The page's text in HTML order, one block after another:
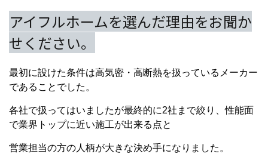
アイフルホームを選んだ理由をお聞か
せください。
最初に設けた条件は高気密・高断熱を扱っているメーカー
であることでした。
各社で扱ってはいましたが最終的に2社まで絞り、性能面
で業界トップに近い施工が出来る点と
営業担当の方の人柄が大きな決め手になりました。